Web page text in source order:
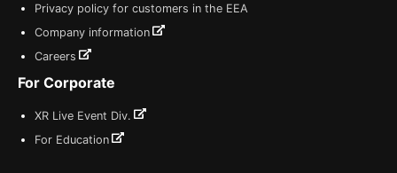
Privacy policy for customers in the EEA
Company information
Careers
For Corporate
XR Live Event Div.
For Education